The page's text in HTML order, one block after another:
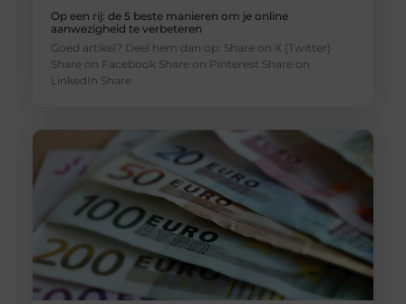
Op een rij: de 5 beste manieren om je online
aanwezigheid te verbeteren
Goed artikel? Deel hem dan op: Share on X (Twitter)
Share on Facebook Share on Pinterest Share on
LinkedIn Share